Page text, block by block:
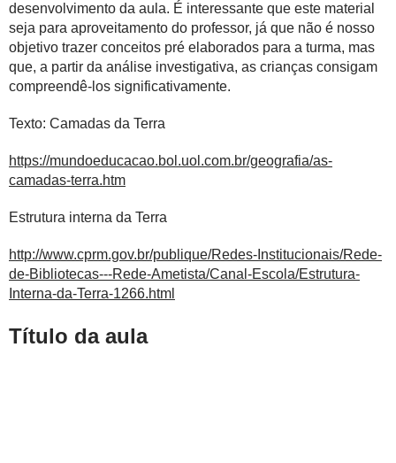
desenvolvimento da aula. É interessante que este material
seja para aproveitamento do professor, já que não é nosso
objetivo trazer conceitos pré elaborados para a turma, mas
que, a partir da análise investigativa, as crianças consigam
compreendê-los significativamente.
Texto: Camadas da Terra
https://mundoeducacao.bol.uol.com.br/geografia/as-
camadas-terra.htm
Estrutura interna da Terra
http://www.cprm.gov.br/publique/Redes-Institucionais/Rede-
de-Bibliotecas---Rede-Ametista/Canal-Escola/Estrutura-
Interna-da-Terra-1266.html
Título da aula